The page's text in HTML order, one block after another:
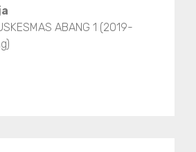
ABANG 1 (2019-